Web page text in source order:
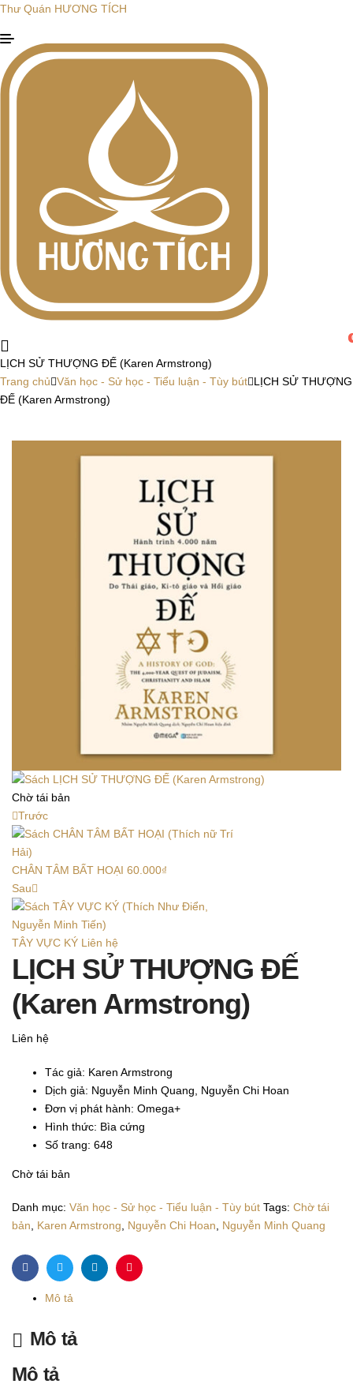
Thư Quán HƯƠNG TÍCH
LỊCH SỬ THƯỢNG ĐẾ (Karen Armstrong)
Trang chủ Văn học - Sử học - Tiểu luận - Tùy bút LỊCH SỬ THƯỢNG
ĐẾ (Karen Armstrong)
Chờ tái bản
Trước
CHÂN TÂM BẤT HOẠI 60.000₫
Sau
TÂY VỰC KÝ Liên hệ
LỊCH SỬ THƯỢNG ĐẾ
(Karen Armstrong)
Liên hệ
Tác giả: Karen Armstrong
Dịch giả: Nguyễn Minh Quang, Nguyễn Chi Hoan
Đơn vị phát hành: Omega+
Hình thức: Bìa cứng
Số trang: 648
Chờ tái bản
Danh mục: Văn học - Sử học - Tiểu luận - Tùy bút Tags: Chờ tái
bản, Karen Armstrong, Nguyễn Chi Hoan, Nguyễn Minh Quang
FacebookTwitterLinkedinPinterest
Mô tả
Mô tả
Mô tả